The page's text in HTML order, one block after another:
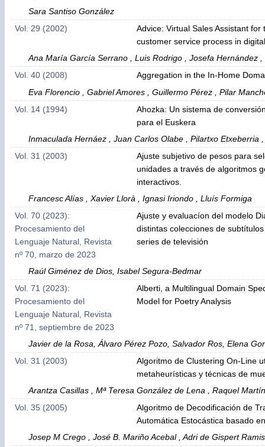
Sara Santiso González
Vol. 29 (2002)
Advice: Virtual Sales Assistant for
customer service process in
Ana María García Serrano , Luis Rodrigo , Josefa Hernández
Vol. 40 (2008)
Aggregation in the In-Home
Eva Florencio , Gabriel Amores , Guillermo Pérez , Pilar
Vol. 14 (1994)
Ahozka: Un sistema de
para el Euskera
Inmaculada Hernáez , Juan Carlos Olabe , Pilartxo Etxeberria
Vol. 31 (2003)
Ajuste subjetivo de pesos para
unidades a través de algoritmos
interactivos.
Francesc Alías , Xavier Llorà , Ignasi Iriondo , Lluís Formiga
Vol. 70 (2023):
Procesamiento del
Lenguaje Natural, Revista
nº 70, marzo de 2023
Ajuste y evaluacíon del modelo
distintas colecciones de
series de televisión
Raúl Giménez de Dios, Isabel Segura-Bedmar
Vol. 71 (2023):
Procesamiento del
Lenguaje Natural, Revista
nº 71, septiembre de 2023
Alberti, a Multilingual Domain
Model for Poetry Analysis
Javier de la Rosa, Álvaro Pérez Pozo, Salvador Ros, Elena
Vol. 31 (2003)
Algoritmo de Clustering On-Line
metaheurísticas y técnicas de
Arantza Casillas , Mª Teresa González de Lena , Raquel
Vol. 35 (2005)
Algoritmo de Decodificación de
Automática Estocástica basado
Josep M Crego , José B. Mariño Acebal , Adri de Gispert Ramis